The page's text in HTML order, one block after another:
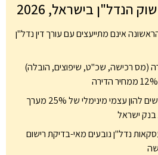
הנדל"ן בישראל, 2026
הראשונה אינם מתייעצים עם עורך דין נדל"ן
(מס רכישה, שכ"ט, שיפוצים, הובלה)
רוכשי דירה ראשונה נדרשים להון עצמי מינימלי של 25% מערך
ישראל
בעסקאות נדל"ן נובעים מאי-בדיקת רישום